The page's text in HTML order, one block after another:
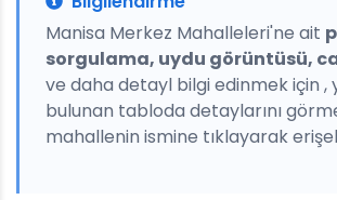
Manisa Merkez Mahalleleri'ne ait
sorgulama, uydu görüntüsü,
ve daha detayl bilgi edinmek için ,
bulunan tabloda detaylarını
mahallenin ismine tıklayarak